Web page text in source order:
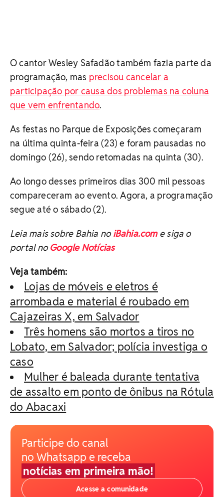
O cantor Wesley Safadão também fazia parte da
programação, mas precisou cancelar a
participação por causa dos problemas na coluna
que vem enfrentando.
As festas no Parque de Exposições começaram
na última quinta-feira (23) e foram pausadas no
domingo (26), sendo retomadas na quinta (30).
Ao longo desses primeiros dias 300 mil pessoas
compareceram ao evento. Agora, a programação
segue até o sábado (2).
Leia mais sobre Bahia no iBahia.come siga o
portal no Google Notícias
Veja também:
Lojas de móveis e eletros é
arrombada e material é roubado em
Cajazeiras X, em Salvador
Três homens são mortos a tiros no
Lobato, em Salvador; polícia investiga o
caso
Mulher é baleada durante tentativa
de assalto em ponto de ônibus na Rótula
do Abacaxi
Participe do canal
no Whatsapp e receba
notícias em primeira mão!
Acesse a comunidade